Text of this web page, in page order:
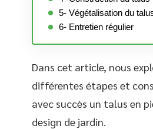
5- Végétalisation du
6- Entretien régulier
Dans cet article, nous
différentes étapes et
avec succès un talus en
design de jardin.